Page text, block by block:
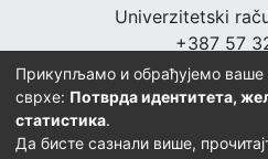
Univerzitetski
+387 57
https://
Прикупљамо и обрађујемо ваше
сврхе: Потврда идентитета,
статистика.
Да бисте сазнали више,